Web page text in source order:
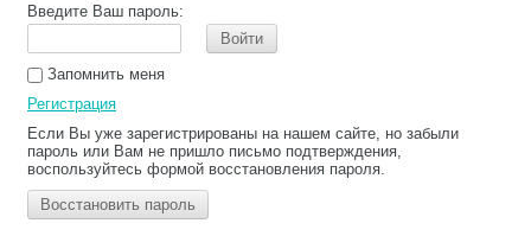
Введите Ваш пароль:
Войти
Запомнить меня
Регистрация
Если Вы уже зарегистрированы на нашем сайте, но забыли
пароль или Вам не пришло письмо подтверждения,
воспользуйтесь формой восстановления пароля.
Восстановить пароль